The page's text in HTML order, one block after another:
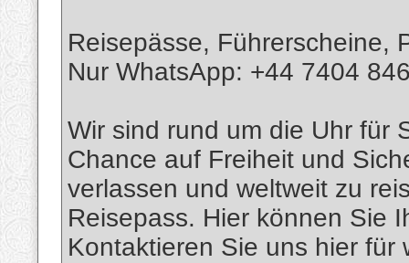
Reisepässe, Führerscheine,
Nur WhatsApp: +44 7404
Wir sind rund um die Uhr für
Chance auf Freiheit und
verlassen und weltweit zu
Reisepass. Hier können Sie
Kontaktieren Sie uns hier für